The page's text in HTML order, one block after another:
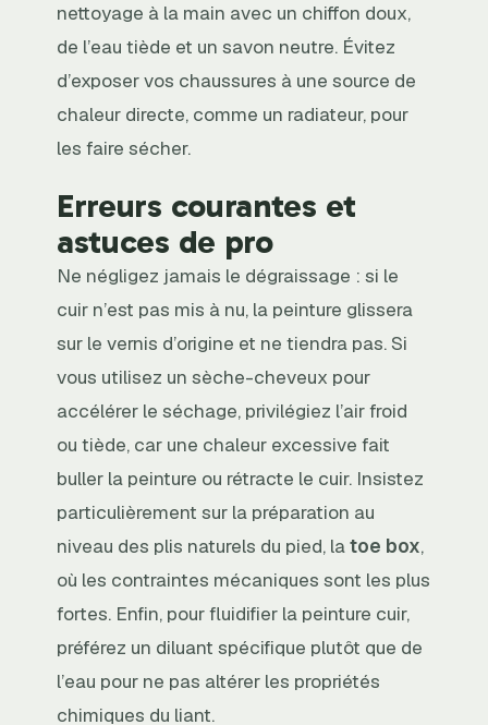
nettoyage à la main avec un chiffon doux,
de l’eau tiède et un savon neutre. Évitez
d’exposer vos chaussures à une source de
chaleur directe, comme un radiateur, pour
les faire sécher.
Erreurs courantes et
astuces de pro
Ne négligez jamais le dégraissage : si le
cuir n’est pas mis à nu, la peinture glissera
sur le vernis d’origine et ne tiendra pas. Si
vous utilisez un sèche-cheveux pour
accélérer le séchage, privilégiez l’air froid
ou tiède, car une chaleur excessive fait
buller la peinture ou rétracte le cuir. Insistez
particulièrement sur la préparation au
niveau des plis naturels du pied, latoe box,
où les contraintes mécaniques sont les plus
fortes. Enfin, pour fluidifier la peinture cuir,
préférez un diluant spécifique plutôt que de
l’eau pour ne pas altérer les propriétés
chimiques du liant.